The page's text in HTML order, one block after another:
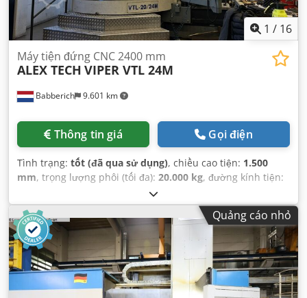
1 / 16
Babberich 9.601 km
Máy tiện đứng CNC 2400 mm
ALEX TECH VIPER VTL 24M
Thông tin giá Gọi điện
Tình trạng: tốt (đã qua sử dụng), chiều cao tiện: 1.500
mm, trọng lượng phôi (tối đa): 20.000 kg, đường kính tiện:
Quảng cáo nhỏ